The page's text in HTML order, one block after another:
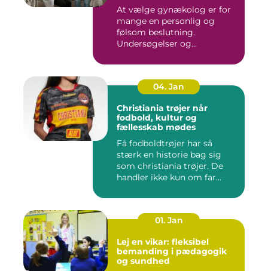
At vælge gynækolog er for
mange en personlig og
følsom beslutning.
Undersøgelser og
04. Jan
Christiania trøjer når
fodbold, kultur og
fællesskab mødes
Få fodboldtrøjer har så
stærk en historie bag sig
som christiania trøjer. De
handler ikke kun om far...
01. Jan
Lej en vikar: fleksibel
bemanding i pædagogik
og sundhed